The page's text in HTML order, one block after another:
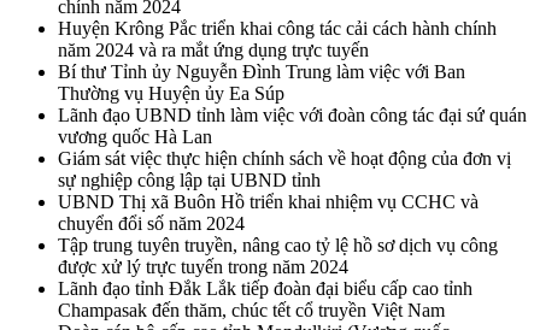
chính năm 2024
Huyện Krông Pắc triển khai công tác cải cách hành chính
năm 2024 và ra mắt ứng dụng trực tuyến
Bí thư Tỉnh ủy Nguyễn Đình Trung làm việc với Ban
Thường vụ Huyện ủy Ea Súp
Lãnh đạo UBND tỉnh làm việc với đoàn công tác đại sứ quán
vương quốc Hà Lan
Giám sát việc thực hiện chính sách về hoạt động của đơn vị
sự nghiệp công lập tại UBND tỉnh
UBND Thị xã Buôn Hồ triển khai nhiệm vụ CCHC và
chuyển đổi số năm 2024
Tập trung tuyên truyền, nâng cao tỷ lệ hồ sơ dịch vụ công
được xử lý trực tuyến trong năm 2024
Lãnh đạo tỉnh Đắk Lắk tiếp đoàn đại biểu cấp cao tỉnh
Champasak đến thăm, chúc tết cổ truyền Việt Nam